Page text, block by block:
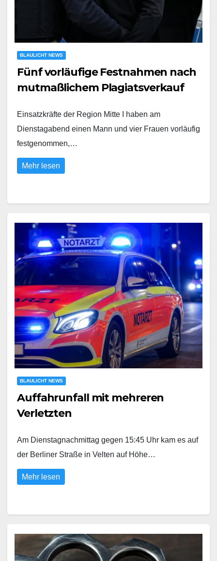
BLAULICHT NEWS
Fünf vorläufige Festnahmen nach
mutmaßlichem Plagiatsverkauf
Einsatzkräfte der Region Mitte I haben am
Dienstagabend einen Mann und vier Frauen vorläufig
festgenommen,…
Mehr lesen
BLAULICHT NEWS
Auffahrunfall mit mehreren
Verletzten
Am Dienstagnachmittag gegen 15:45 Uhr kam es auf
der Berliner Straße in Velten auf Höhe…
Mehr lesen